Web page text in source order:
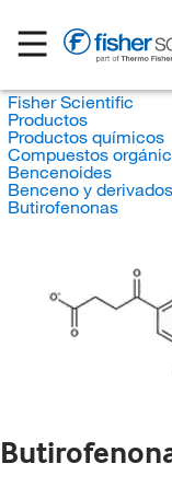
Fisher Scientific
Productos
Productos químicos
Compuestos
Bencenoides
Benceno y
Butirofenonas